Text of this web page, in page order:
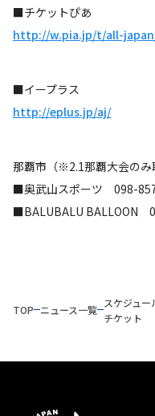
■チケットぴあ
http://w.pia.jp/t/all-
■イープラス
http://eplus.jp/aj/
那覇市（※2.1那覇大会のみ
■奥武山スポーツ 098-
■BALUBALU BALLOON
TOP ニュース一覧
スケジュー
チケット